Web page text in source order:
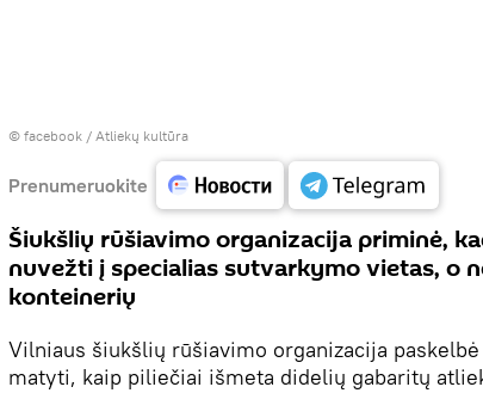
© facebook / Atliekų kultūra
Prenumeruokite
Šiukšlių rūšiavimo organizacija priminė,
nuvežti į specialias sutvarkymo vietas, o
konteinerių
Vilniaus šiukšlių rūšiavimo organizacija
matyti, kaip piliečiai išmeta didelių gabaritų